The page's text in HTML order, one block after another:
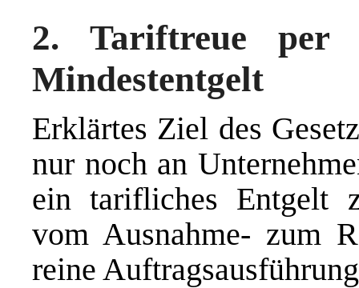
2. Tariftreue per
Mindestentgelt
Erklärtes Ziel des
nur noch an
ein tarifliches Entgelt
vom Ausnahme- zum
reine